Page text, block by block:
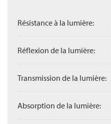
Résistance à la lumière:
Réflexion de la lumière:
Transmission de la lumière:
Absorption de la lumière: